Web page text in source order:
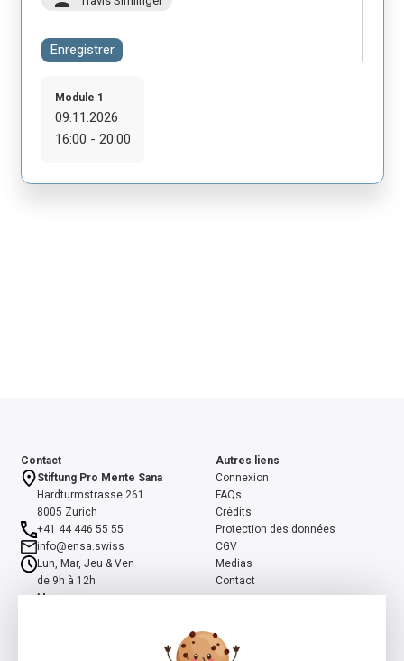
Enregistrer
Module 1
09.11.2026
16:00 - 20:00
Contact
Stiftung Pro Mente Sana
Hardturmstrasse 261
8005 Zurich
+41 44 446 55 55
info@ensa.swiss
Lun, Mar, Jeu & Ven
de 9h à 12h
Mer
Autres liens
Connexion
FAQs
Crédits
Protection des données
CGV
Medias
Contact